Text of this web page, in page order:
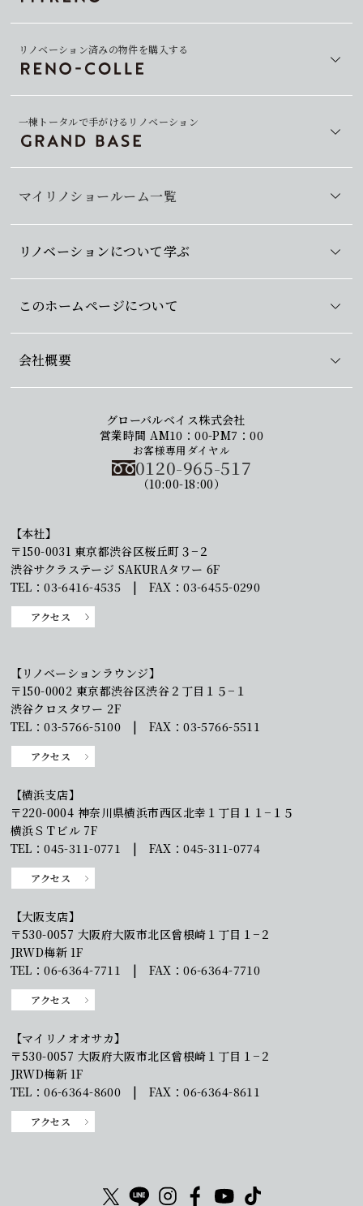
マイリノショールーム一覧
リノベーション済みの物件を購入する
一棟トータルで手がけるリノベーション
リノベーションについて学ぶ
このホームページについて
会社概要
グローバルベイス株式会社
営業時間 AM10：00-PM7：00
お客様専用ダイヤル
0120-965-517
（10:00-18:00）
【本社】
〒150-0031 東京都渋谷区桜丘町３−２
渋谷サクラステージ SAKURAタワー 6F
TEL：03-6416-4535 | FAX：03-6455-0290
アクセス
【リノベーションラウンジ】
〒150-0002 東京都渋谷区渋谷２丁目１５−１
渋谷クロスタワー 2F
TEL：03-5766-5100 | FAX：03-5766-5511
アクセス
【横浜支店】
〒220-0004 神奈川県横浜市西区北幸１丁目１１−１５
横浜ＳＴビル 7F
TEL：045-311-0771 | FAX：045-311-0774
アクセス
【大阪支店】
〒530-0057 大阪府大阪市北区曾根崎１丁目１−２
JRWD梅新 1F
TEL：06-6364-7711 | FAX：06-6364-7710
アクセス
【マイリノオオサカ】
〒530-0057 大阪府大阪市北区曾根崎１丁目１−２
JRWD梅新 1F
TEL：06-6364-8600 | FAX：06-6364-8611
アクセス